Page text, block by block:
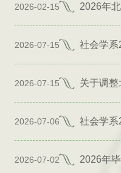
2026-02-15
2026-07-15
2026-07-15 关于调
2026-07-06 社会学
2026-07-02 2026年